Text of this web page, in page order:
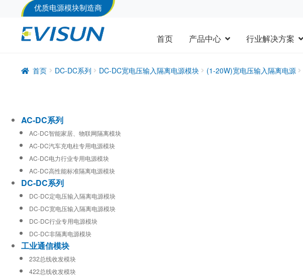
优质电源模块制造商
首页 产品中心 行业解决方案
首页 DC-DC系列 DC-DC宽电压输入隔离电源模块 (1-20W)宽电压输入隔离电源
AC-DC系列
AC-DC智能家居、物联网隔离模块
AC-DC汽车充电柱专用电源模块
AC-DC电力行业专用电源模块
AC-DC高性能标准隔离电源模块
DC-DC系列
DC-DC定电压输入隔离电源模块
DC-DC宽电压输入隔离电源模块
DC-DC行业专用电源模块
DC-DC非隔离电源模块
工业通信模块
232总线收发模块
422总线收发模块